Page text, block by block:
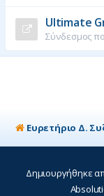
Ultimate
Σύνδεσμος
Ευρετήριο Δ.
Δημιουργήθηκε